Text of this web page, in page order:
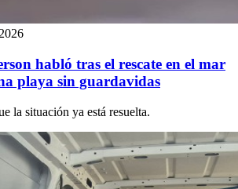
habló tras el rescate en el mar
playa sin guardavidas
la situación ya está resuelta.